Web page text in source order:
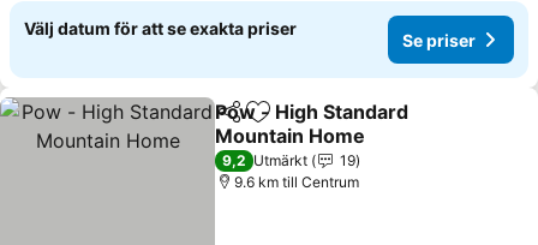
Välj datum för att se exakta priser
Se priser
Dela Lägg till i Mina Favoriter
Pow - High Standard
Mountain Home
9,2 Utmärkt
19
9.6 km till Centrum